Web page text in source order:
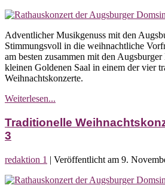
Traditionelle
–
Konzert
Nr.
4
Adventlicher Musikgenuss mit den
Stimmungsvoll in die weihnachtliche
am besten zusammen mit den
kleinen Goldenen Saal in einem der vier
Weihnachtskonzerte.
Weiterlesen...
–
Konzert
Traditionelle
3
redaktion 1 | Veröffentlicht am 9.
Traditionelle